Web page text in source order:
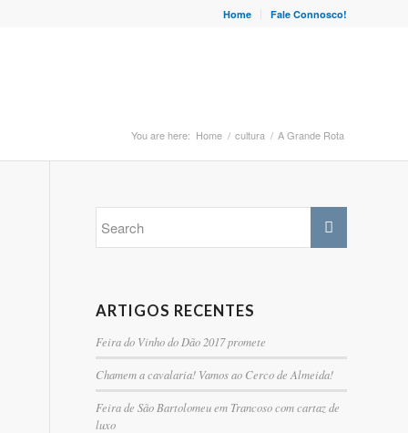
Home Fale Connosco!
You are here: Home / cultura / A Grande Rota
ARTIGOS RECENTES
Feira do Vinho do Dão 2017 promete
Chamem a cavalaria! Vamos ao Cerco de Almeida!
Feira de São Bartolomeu em Trancoso com cartaz de
luxo